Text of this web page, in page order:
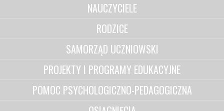
NAUCZYCIELE
RODZICE
SAMORZĄD UCZNIOWSKI
PROJEKTY I PROGRAMY EDUKACYJNE
POMOC PSYCHOLOGICZNO-PEDAGOGICZNA